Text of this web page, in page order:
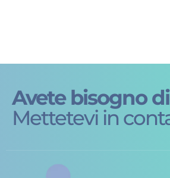
Avete bisogno
Mettetevi in